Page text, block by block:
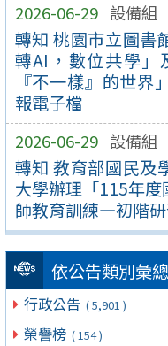
2026-06-29 設備組
轉知 桃園市立圖書
轉AI，數位共學」
『不一樣』的世界
報電子檔
2026-06-29 設備組
轉知 教育部國民及
大學辦理「115年
師教育訓練—初階研
依公告類別彙總
行政公告 ( 5,901 )
榮譽榜 ( 154 )